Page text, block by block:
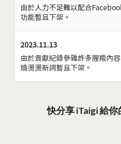
由於人力不足難以配合
功能暫且下架。
2023.11.13
由於貢獻紀錄參雜許多腥羶內
燒燙燙新詞暫且下架。
快分享 iTaigi 給你